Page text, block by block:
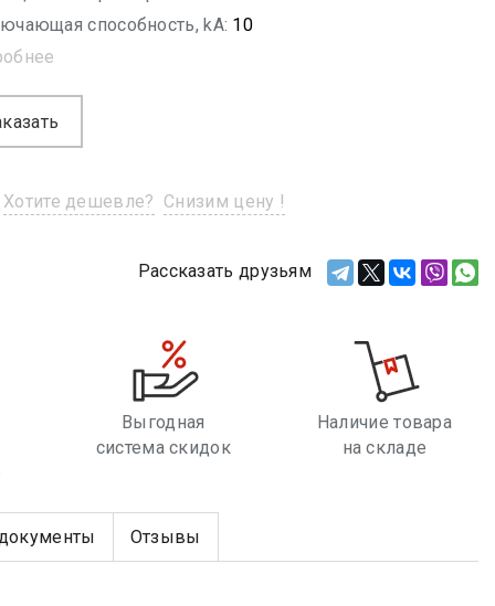
способность, kA: 10
Хотите дешевле? Снизим цену !
Рассказать друзьям
Выгодная
система скидок
Наличие товара
на складе
Отзывы